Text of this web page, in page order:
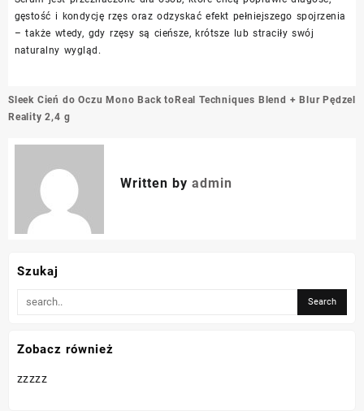
gęstość i kondycję rzęs oraz odzyskać efekt pełniejszego spojrzenia
– także wtedy, gdy rzęsy są cieńsze, krótsze lub straciły swój
naturalny wygląd.
Nawigacja
wpisu
Sleek Cień do Oczu Mono Back to
Reality 2,4 g
Real Techniques Blend + Blur Pędzel
Written by admin
Szukaj
Zobacz również
zzzzz